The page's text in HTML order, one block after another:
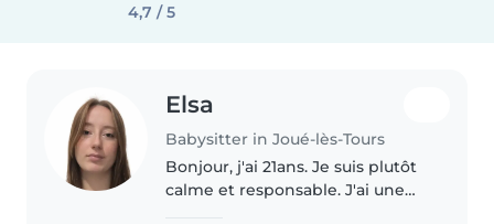
4,7 / 5
Elsa
Babysitter in Joué-lès-Tours
Bonjour, j'ai 21ans. Je suis plutôt
calme et responsable. J'ai une